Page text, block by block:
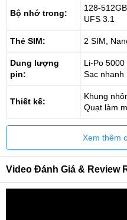
Bộ nhớ trong:
128-
UFS 3.1
Thẻ SIM: 2 SIM,
Dung lượng
pin:
Li-Po 5000
Sạc nhanh
Thiết kế:
Khung
Quạt làm
Xem thêm
Video Đánh Giá & Review